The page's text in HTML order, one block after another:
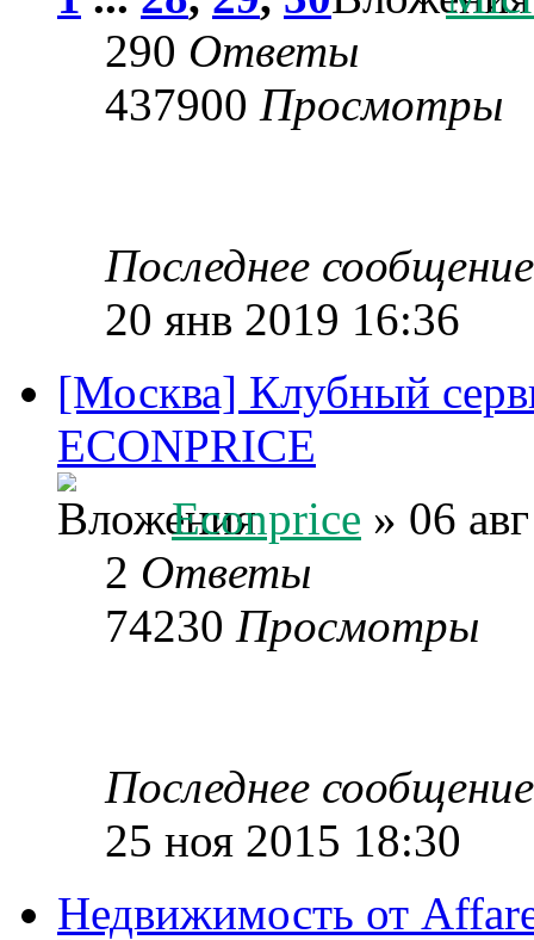
290 Ответы
437900 Просмотры
Последнее
20 янв 2019 16:36
[Москва] Клубный
ECONPRICE
Econprice » 06
2 Ответы
74230 Просмотры
Последнее
25 ноя 2015 18:30
Недвижимость от